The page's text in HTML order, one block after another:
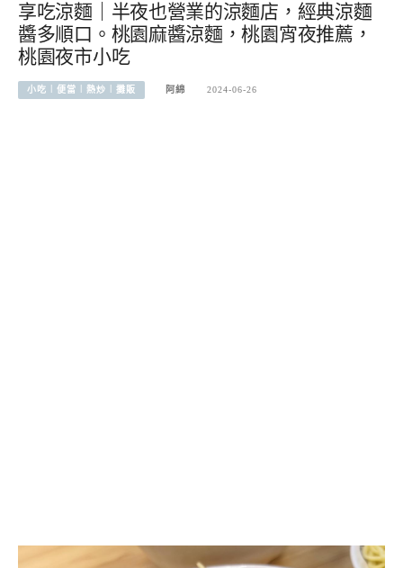
享吃涼麵｜半夜也營業的涼麵店，經典涼麵
醬多順口。桃園麻醬涼麵，桃園宵夜推薦，
桃園夜市小吃
小吃︱便當︱熱炒︱攤販 阿綿 2024-06-26